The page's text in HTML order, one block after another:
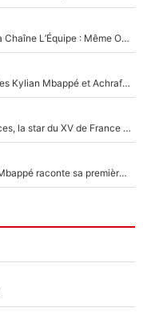
Un chroniqueur de L’Équipe du Soir viré par La Chaîne L’Équipe : Même Olivier Ménard n’avait pas pu empêcher son départ, «je l’ai appris sur Twitter, je l’ai vécu assez mal»
Loin du Real Madrid et du PSG, les inséparables Kylian Mbappé et Achraf Hakimi changent d'équipe le temps d'une journée !
Antoine Dupont en deuil : Pendant ses vacances, la star du XV de France a perdu sa grand-mère
«Je ne sais pas pourquoi j’ai dit ça...» : Kylian Mbappé raconte sa première rencontre avec Zinédine Zidane (et c’est très drôle)